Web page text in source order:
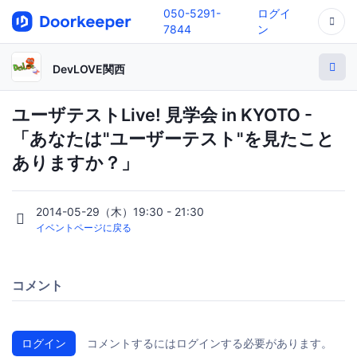
050-5291-
7844
ログイ
ン
DevLOVE関西
ユーザテストLive! 見学会 in KYOTO -
「あなたは"ユーザーテスト"を見たこと
ありますか？」
2014-05-29（木）19:30 - 21:30
イベントページに戻る
コメント
ログイン コメントするにはログインする必要があります。